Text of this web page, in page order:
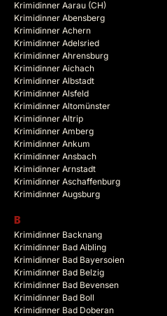
Krimidinner Aarau (CH)
Krimidinner Abensberg
Krimidinner Achern
Krimidinner Adelsried
Krimidinner Ahrensburg
Krimidinner Aichach
Krimidinner Albstadt
Krimidinner Alsfeld
Krimidinner Altomünster
Krimidinner Altrip
Krimidinner Amberg
Krimidinner Ankum
Krimidinner Ansbach
Krimidinner Arnstadt
Krimidinner Aschaffenburg
Krimidinner Augsburg
B
Krimidinner Backnang
Krimidinner Bad Aibling
Krimidinner Bad Bayersoien
Krimidinner Bad Belzig
Krimidinner Bad Bevensen
Krimidinner Bad Boll
Krimidinner Bad Doberan